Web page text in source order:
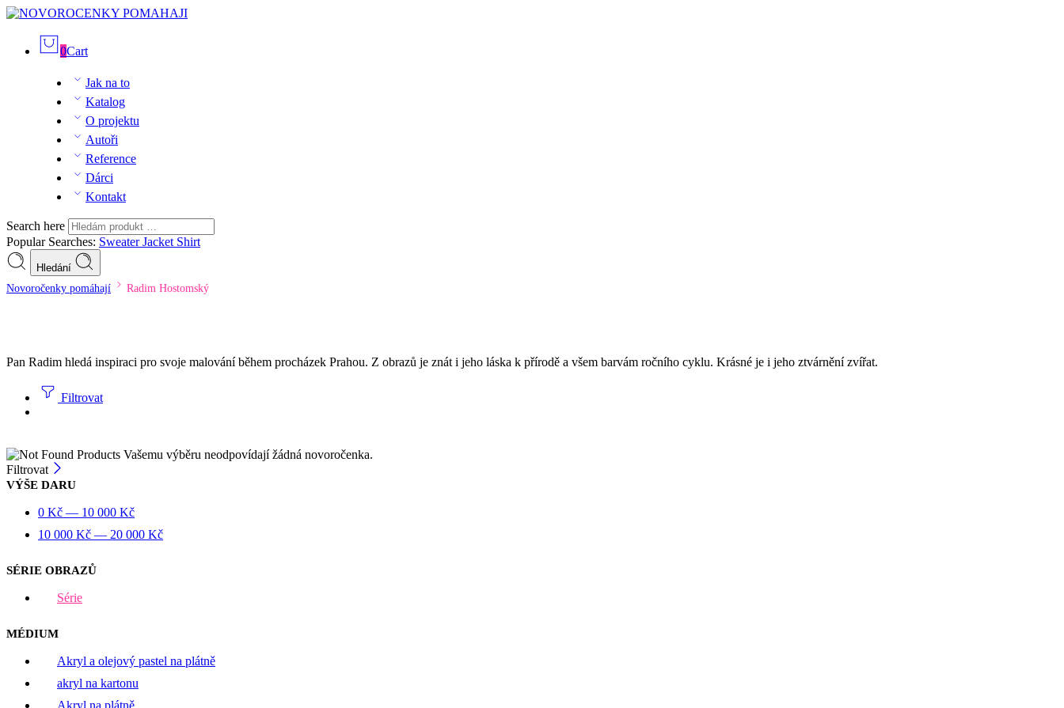
0Cart
Jak na to
Katalog
O projektu
Autoři
Reference
Dárci
Kontakt
Search here
Popular Searches: SweaterJacket Shirt
Hledání
Novoročenky pomáhají Radim Hostomský
Pan Radim hledá inspiraci pro svoje malování během procházek Prahou. Z obrazů je znát i jeho láska k přírodě a všem barvám ročního cyklu. Krásné je i jeho ztvárnění zvířat.
Filtrovat
Vašemu výběru neodpovídají žádná novoročenka.
Filtrovat
VÝŠE DARU
0 Kč — 10 000 Kč
10 000 Kč — 20 000 Kč
SÉRIE OBRAZŮ
Série
MÉDIUM
Akryl a olejový pastel na plátně
akryl na kartonu
Akryl na plátně